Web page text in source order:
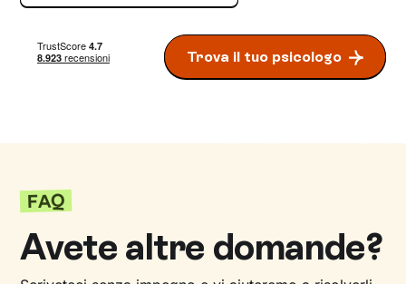
Trova il tuo psicologo
FAQ
Avete altre domande?